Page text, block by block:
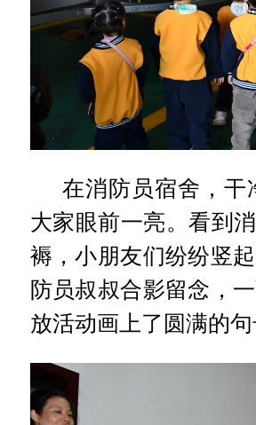
在消防员宿舍，干
大家眼前一亮。看到
褥，小朋友们纷纷竖
防员叔叔合影留念，
放活动画上了圆满的